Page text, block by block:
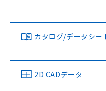
ダウンロードデータをご利
みください。
ソフトウェアの使用条件
対応済み
中国 RoHS 注意事項・
カタログ/データシー
2D CADデータ
す。